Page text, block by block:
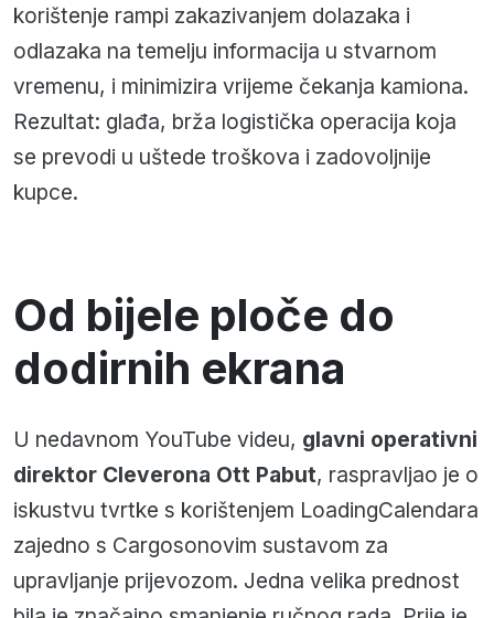
korištenje rampi zakazivanjem dolazaka i
odlazaka na temelju informacija u stvarnom
vremenu, i minimizira vrijeme čekanja kamiona.
Rezultat: glađa, brža logistička operacija koja
se prevodi u uštede troškova i zadovoljnije
kupce.
Od bijele ploče do
dodirnih ekrana
U nedavnom YouTube videu, glavni operativni
direktor Cleverona Ott Pabut, raspravljao je o
iskustvu tvrtke s korištenjem LoadingCalendara
zajedno s Cargosonovim sustavom za
upravljanje prijevozom. Jedna velika prednost